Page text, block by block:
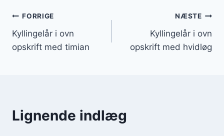
Indlægsnavigation
FORRIGE
Kyllingelår i ovn
opskrift med timian
NÆSTE
Kyllingelår i ovn
opskrift med hvidløg
Lignende indlæg